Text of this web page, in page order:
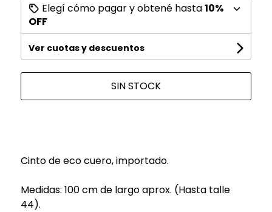
Elegí cómo pagar y obtené hasta10%
OFF
Ver cuotas y descuentos
SIN STOCK
Cinto de eco cuero, importado.
Medidas: 100 cm de largo aprox. (Hasta talle
44).